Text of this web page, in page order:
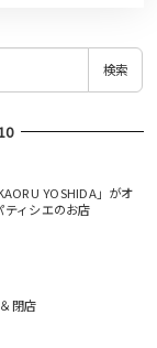
検索
YOSHIDA」がオ
ティシエのお店
閉店